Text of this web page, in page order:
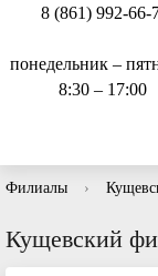
8 (861) 992-66-
понедельник –
8:30 – 17:00
Филиалы ›
Кущевский